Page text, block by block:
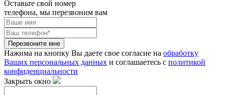
Оставьте свой номер
телефона, мы перезвоним вам
Перезвоните мне
Нажима на кнопку Вы даете свое согласие на обработку
Ваших персональных данных и соглашаетесь с политикой
конфиденциальности
Закрыть окно